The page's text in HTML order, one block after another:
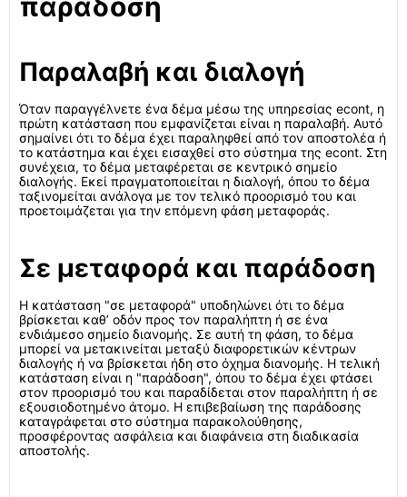
Παραλαβή και διαλογή
Όταν παραγγέλνετε ένα δέμα μέσω της υπηρεσίας econt, η
πρώτη κατάσταση που εμφανίζεται είναι η παραλαβή. Αυτό
σημαίνει ότι το δέμα έχει παραληφθεί από τον αποστολέα ή
το κατάστημα και έχει εισαχθεί στο σύστημα της econt. Στη
συνέχεια, το δέμα μεταφέρεται σε κεντρικό σημείο
διαλογής. Εκεί πραγματοποιείται η διαλογή, όπου το δέμα
ταξινομείται ανάλογα με τον τελικό προορισμό του και
προετοιμάζεται για την επόμενη φάση μεταφοράς.
Σε μεταφορά και παράδοση
Η κατάσταση "σε μεταφορά" υποδηλώνει ότι το δέμα
βρίσκεται καθ’ οδόν προς τον παραλήπτη ή σε ένα
ενδιάμεσο σημείο διανομής. Σε αυτή τη φάση, το δέμα
μπορεί να μετακινείται μεταξύ διαφορετικών κέντρων
διαλογής ή να βρίσκεται ήδη στο όχημα διανομής. Η τελική
κατάσταση είναι η "παράδοση", όπου το δέμα έχει φτάσει
στον προορισμό του και παραδίδεται στον παραλήπτη ή σε
εξουσιοδοτημένο άτομο. Η επιβεβαίωση της παράδοσης
καταγράφεται στο σύστημα παρακολούθησης,
προσφέροντας ασφάλεια και διαφάνεια στη διαδικασία
αποστολής.